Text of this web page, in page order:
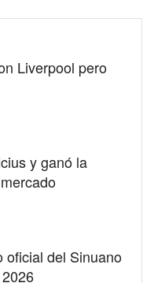
Liverpool pero
y ganó la
oficial del Sinuano